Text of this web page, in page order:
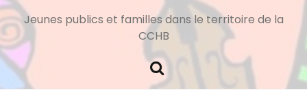
Jeunes publics et familles dans le territoire de la
CCHB